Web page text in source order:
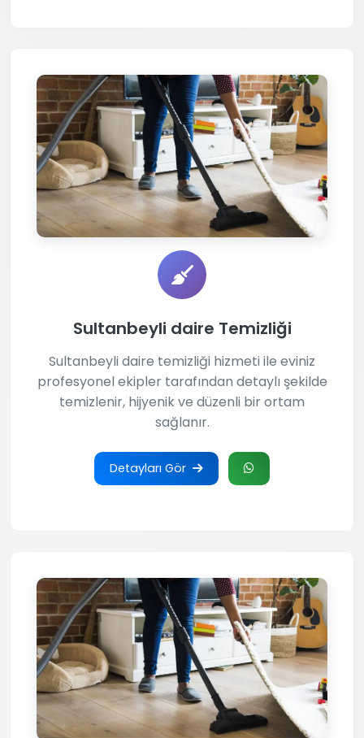
Sultanbeyli daire Temizliği
Sultanbeyli daire temizliği hizmeti ile eviniz
profesyonel ekipler tarafından detaylı şekilde
temizlenir, hijyenik ve düzenli bir ortam
sağlanır.
Detayları Gör